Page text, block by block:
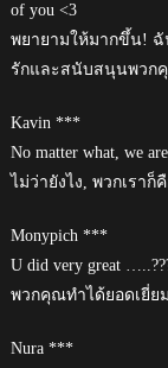
of you <3
พยายามให้มากขึ้น!
รักและสนับสนุนพวก
Kavin ***
No matter what, we
ไม่ว่ายังไง, พวกเราก็
Monypich ***
U did very great
พวกคุณทำได้ยอดเยี่ยม
Nura ***